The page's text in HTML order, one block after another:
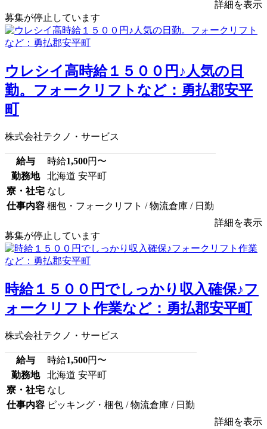
詳細を表示
募集が停止しています
ウレシイ高時給１５００円♪人気の日
勤。フォークリフトなど：勇払郡安平
町
株式会社テクノ・サービス
給与 時給1,500円〜
勤務地
北海道 安平町
寮・社宅 なし
仕事内容 梱包・フォークリフト / 物流倉庫 / 日勤
詳細を表示
募集が停止しています
時給１５００円でしっかり収入確保♪フ
ォークリフト作業など：勇払郡安平町
株式会社テクノ・サービス
給与 時給1,500円〜
勤務地
北海道 安平町
寮・社宅 なし
仕事内容 ピッキング・梱包 / 物流倉庫 / 日勤
詳細を表示